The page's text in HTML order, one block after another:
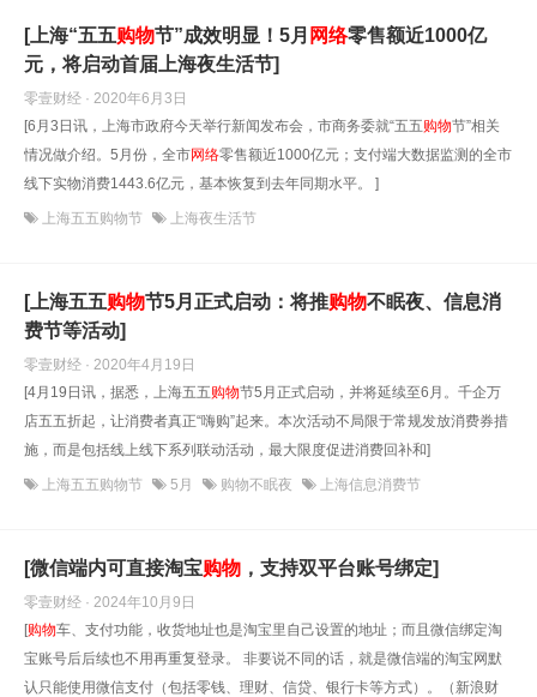
[上海“五五购物节”成效明显！5月 网络零售额近1000亿
元，将启动首届上海夜生活节]
零壹财经 · 2020年6月3日
[6月3日讯，上海市政府今天举行新闻发布会，市商务委就“五五购物节”相关
情况做介绍。5月份，全市网络零售额近1000亿元；支付端大数据监测的全市
线下实物消费1443.6亿元，基本恢复到去年同期水平。 ]
上海五五购物节 上海夜生活节
[上海五五购物节5月正式启动：将推购物不眠夜、信息消
费节等活动]
零壹财经 · 2020年4月19日
[4月19日讯，据悉，上海五五购物节5月正式启动，并将延续至6月。千企万
店五五折起，让消费者真正“嗨购”起来。本次活动不局限于常规发放消费券措
施，而是包括线上线下系列联动活动，最大限度促进消费回补和]
上海五五购物节 5月 购物不眠夜 上海信息消费节
[微信端内可直接淘宝购物 ，支持双平台账号绑定]
零壹财经 · 2024年10月9日
[购物车、支付功能，收货地址也是淘宝里自己设置的地址；而且微信绑定淘
宝账号后后续也不用再重复登录。 非要说不同的话，就是微信端的淘宝网默
认只能使用微信支付（包括零钱、理财、信贷、银行卡等方式）。（新浪财